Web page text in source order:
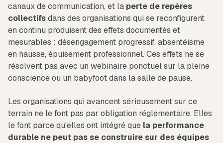
canaux de communication, et la perte de repères
collectifsdans des organisations qui se reconfigurent
en continu produisent des effets documentés et
mesurables : désengagement progressif, absentéisme
en hausse, épuisement professionnel. Ces effets ne se
résolvent pas avec un webinaire ponctuel sur la pleine
conscience ou un babyfoot dans la salle de pause.
Les organisations qui avancent sérieusement sur ce
terrain ne le font pas par obligation réglementaire. Elles
le font parce qu'elles ont intégré que la performance
durable ne peut pas se construire sur des équipes